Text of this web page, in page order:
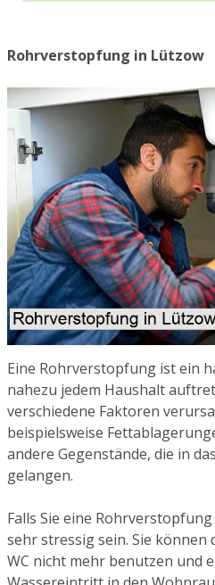
Rohrverstopfung in Lützow
Eine Rohrverstopfung ist ein
nahezu jedem Haushalt
verschiedene Faktoren
beispielsweise
andere Gegenstände, die in
gelangen.
Falls Sie eine
sehr stressig sein. Sie können
WC nicht mehr benutzen und